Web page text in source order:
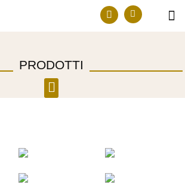
PRODOTTI